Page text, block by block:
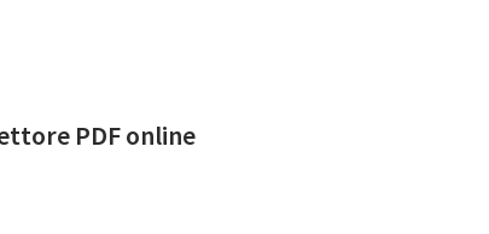
PDF online